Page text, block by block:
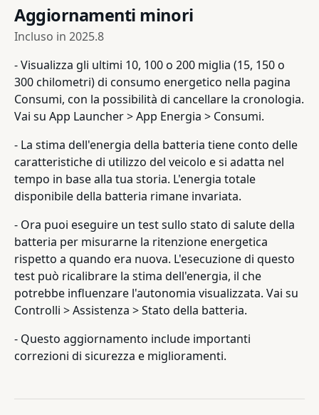
Aggiornamenti minori
Incluso in 2025.8
- Visualizza gli ultimi 10, 100 o 200 miglia (15, 150 o
300 chilometri) di consumo energetico nella pagina
Consumi, con la possibilità di cancellare la cronologia.
Vai su App Launcher > App Energia > Consumi.
- La stima dell'energia della batteria tiene conto delle
caratteristiche di utilizzo del veicolo e si adatta nel
tempo in base alla tua storia. L'energia totale
disponibile della batteria rimane invariata.
- Ora puoi eseguire un test sullo stato di salute della
batteria per misurarne la ritenzione energetica
rispetto a quando era nuova. L'esecuzione di questo
test può ricalibrare la stima dell'energia, il che
potrebbe influenzare l'autonomia visualizzata. Vai su
Controlli > Assistenza > Stato della batteria.
- Questo aggiornamento include importanti
correzioni di sicurezza e miglioramenti.